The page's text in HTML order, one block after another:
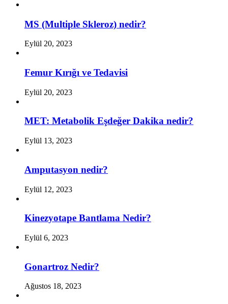
MS (Multiple Skleroz) nedir?
Eylül 20, 2023
Femur Kırığı ve Tedavisi
Eylül 20, 2023
MET: Metabolik Eşdeğer Dakika nedir?
Eylül 13, 2023
Amputasyon nedir?
Eylül 12, 2023
Kinezyotape Bantlama Nedir?
Eylül 6, 2023
Gonartroz Nedir?
Ağustos 18, 2023